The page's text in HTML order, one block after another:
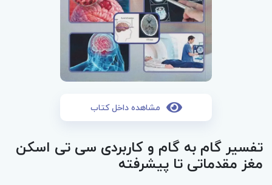
مشاهده داخل کتاب
تفسیر گام به گام و کاربردی سی تی اسکن
مغز مقدماتی تا پیشرفته